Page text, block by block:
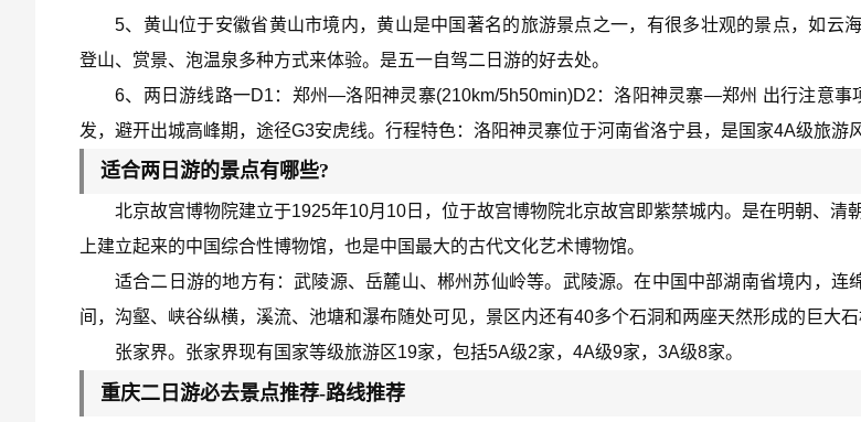
5、黄山位于安徽省黄山市境内，黄山是中国著名的旅游景点之一，有很多壮观的景点，如云
登山、赏景、泡温泉多种方式来体验。是五一自驾二日游的好去处。
6、两日游线路一D1：郑州—洛阳神灵寨(210km/5h50min)D2：洛阳神灵寨—郑州 出行注意事
发，避开出城高峰期，途径G3安虎线。行程特色：洛阳神灵寨位于河南省洛宁县，是国家4A级旅游
适合两日游的景点有哪些?
北京故宫博物院建立于1925年10月10日，位于故宫博物院北京故宫即紫禁城内。是在明朝、清
上建立起来的中国综合性博物馆，也是中国最大的古代文化艺术博物馆。
适合二日游的地方有：武陵源、岳麓山、郴州苏仙岭等。武陵源。在中国中部湖南省境内，连
间，沟壑、峡谷纵横，溪流、池塘和瀑布随处可见，景区内还有40多个石洞和两座天然形成的巨大石
张家界。张家界现有国家等级旅游区19家，包括5A级2家，4A级9家，3A级8家。
重庆二日游必去景点推荐-路线推荐